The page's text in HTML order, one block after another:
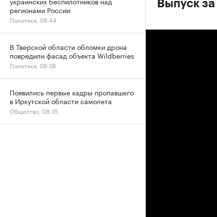
Выпуск
регионами России
Политика, 08:44
В Тверской области обломки дрона
повредили фасад объекта Wildberries
Политика, 08:38
Появились первые кадры пропавшего
в Иркутской области самолета
Общество, 08:35